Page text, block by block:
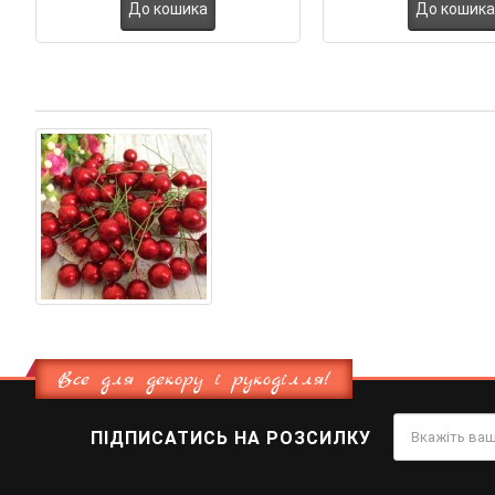
До кошика До кошика
Все для декору і рукоділля!
ПІДПИСАТИСЬ НА РОЗСИЛКУ